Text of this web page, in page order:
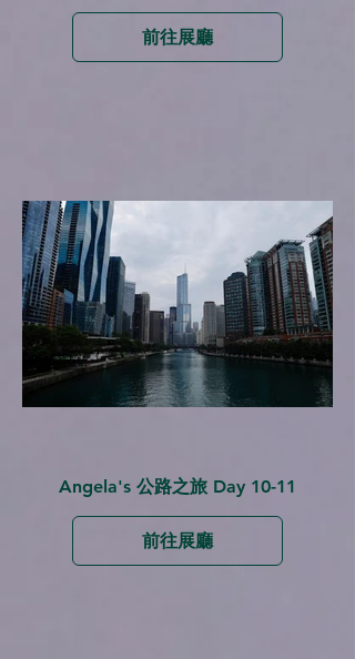
前往展廳
Angela's 公路之旅 Day 10-11
前往展廳